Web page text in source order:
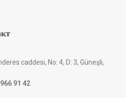
caddesi, No: 4, D: 3, Güneşli,
91 42